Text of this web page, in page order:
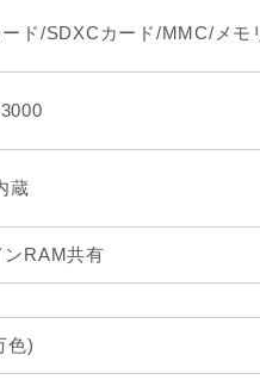
ド/SDXCカード/MMC/メ
蔵
RAM共有
色)